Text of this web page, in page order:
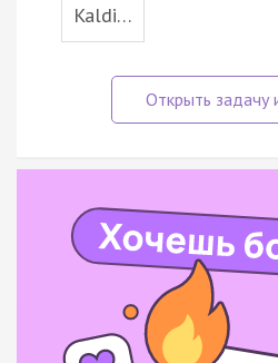
Kaldi…